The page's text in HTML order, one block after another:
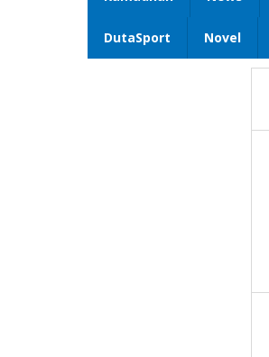
DutaSport Novel